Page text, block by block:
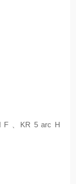
F 、KR 5 arc H